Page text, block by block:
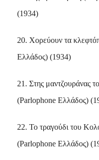
(1934)
20. Χορεύουν τα
Ελλάδος) (1934)
21. Στης μαντζουράνας
(Parlophone Ελλάδος)
22. Το τραγούδι του
(Parlophone Ελλάδος)